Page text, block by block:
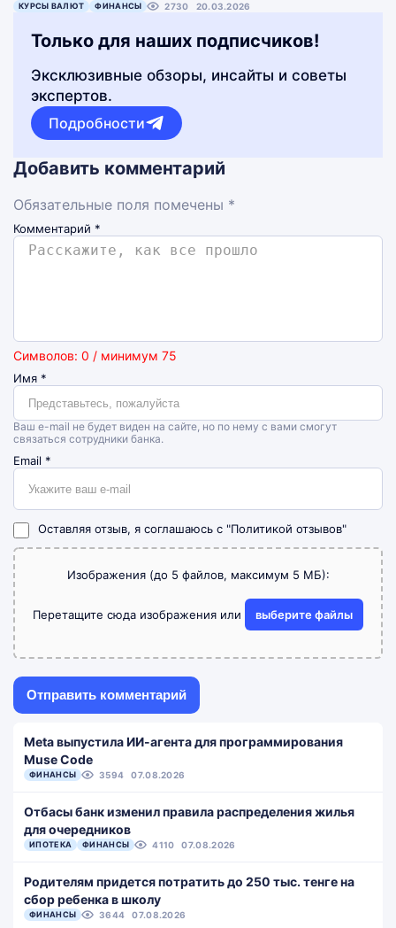
КУРСЫ ВАЛЮТ ФИНАНСЫ 2730 20.03.2026
Только для наших подписчиков!
Эксклюзивные обзоры, инсайты и советы
экспертов.
Подробности
Добавить комментарий
Обязательные поля помечены *
Комментарий *
Символов: 0 / минимум 75
Имя *
Ваш e-mail не будет виден на сайте, но по нему с вами смогут
связаться сотрудники банка.
Email *
Оставляя отзыв, я соглашаюсь с "Политикой отзывов"
Изображения (до 5 файлов, максимум 5 МБ):
Перетащите сюда изображения или выберите файлы
Meta выпустила ИИ-агента для программирования
Muse Code
ФИНАНСЫ 3594 07.08.2026
Отбасы банк изменил правила распределения жилья
для очередников
ИПОТЕКА ФИНАНСЫ 4110 07.08.2026
Родителям придется потратить до 250 тыс. тенге на
сбор ребенка в школу
ФИНАНСЫ 3644 07.08.2026